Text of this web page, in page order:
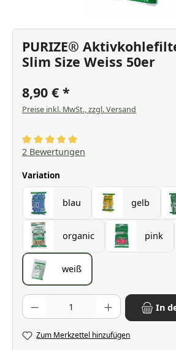
PURIZE®
Slim Size Weiss 50er
8,90 €
Preise inkl. MwSt., zzgl. Versand
Durchschnittliche Bewertung von 5
2 Bewertungen
Variation
blau gelb
organic pink
weiß
Produkt Anzahl: Gib den gewünschten
In
Zum Merkzettel hinzufügen